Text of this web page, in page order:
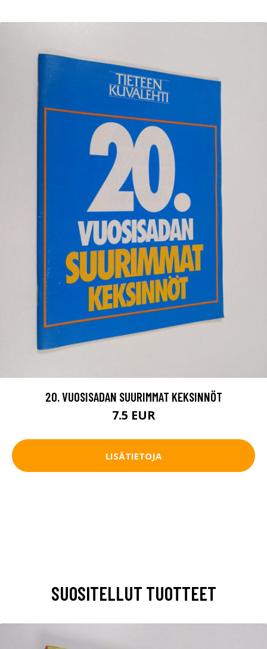
20. VUOSISADAN SUURIMMAT KEKSINNÖT
7.5 EUR
LISÄTIETOJA
SUOSITELLUT TUOTTEET